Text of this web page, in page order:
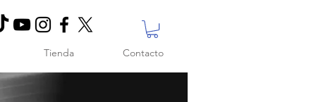
Tienda Contacto